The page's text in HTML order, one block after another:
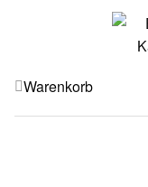
Warenkorb